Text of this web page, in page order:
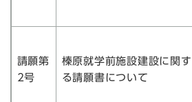
請願第
2号
榛原就学前施設建設に関す
る請願書について